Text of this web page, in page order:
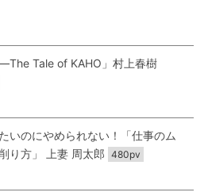
―The Tale of KAHO」村上春樹
たいのにやめられない！「仕事のム
り方」 上妻 周太郎 480pv